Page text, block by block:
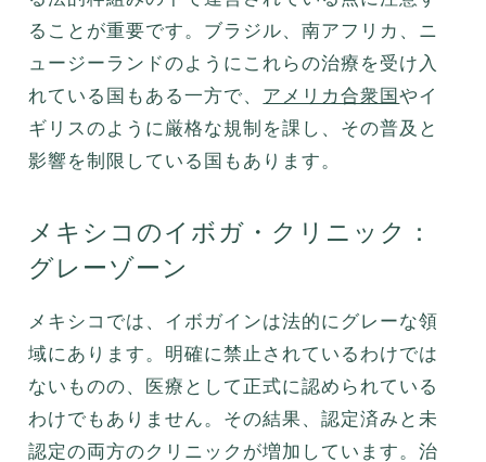
ることが重要です。ブラジル、南アフリカ、ニ
ュージーランドのようにこれらの治療を受け入
れている国もある一方で、 アメリカ合衆国やイ
ギリスのように厳格な規制を課し、その普及と
影響を制限している国もあります。
メキシコのイボガ・クリニック：
グレーゾーン
メキシコでは、イボガインは法的にグレーな領
域にあります。明確に禁止されているわけでは
ないものの、医療として正式に認められている
わけでもありません。その結果、認定済みと未
認定の両方のクリニックが増加しています。治